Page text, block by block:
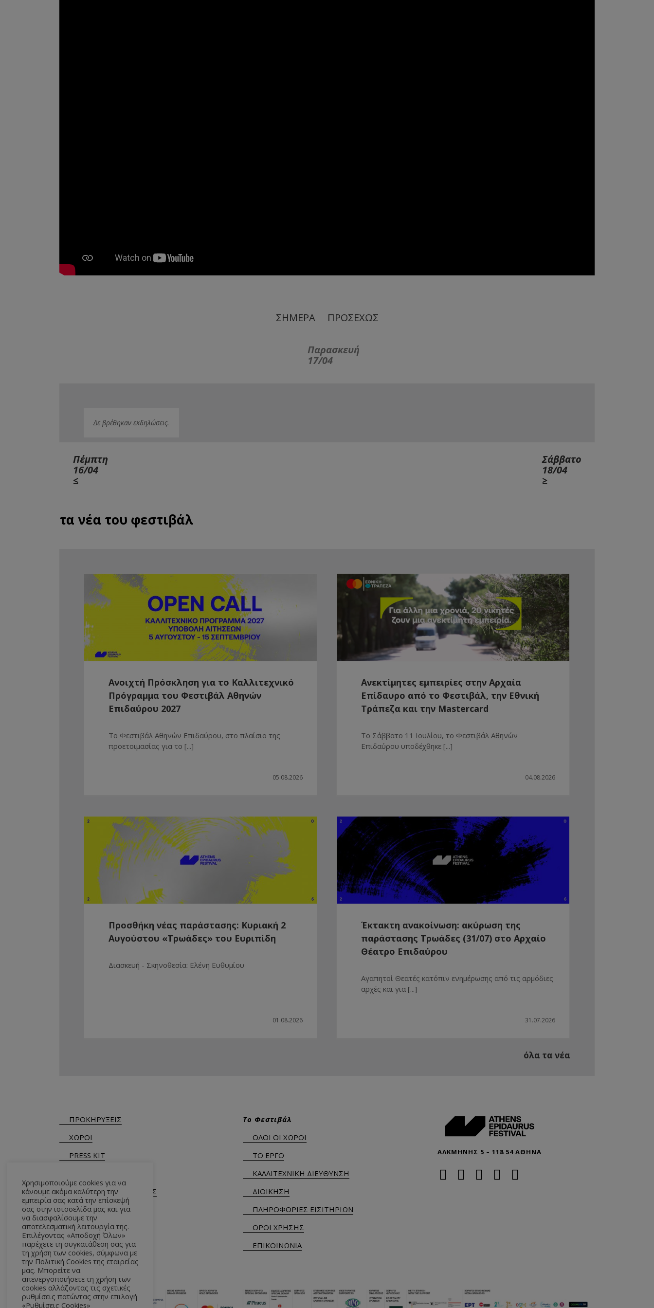
ΣΗΜΕΡΑ ΠΡΟΣΕΧΩΣ
Παρασκευή
17/04
Δε βρέθηκαν εκδηλώσεις.
Πέμπτη
16/04
≤
Σάββατο
18/04
≥
τα νέα του φεστιβάλ
Ανοιχτή Πρόσκληση για το Καλλιτεχνικό
Πρόγραμμα του Φεστιβάλ Αθηνών
Επιδαύρου 2027
05.08.2026
Το Φεστιβάλ Αθηνών Επιδαύρου, στο πλαίσιο της
προετοιμασίας για το [...]
Ανεκτίμητες εμπειρίες στην Αρχαία
Επίδαυρο από το Φεστιβάλ, την Εθνική
Τράπεζα και την Mastercard
04.08.2026
Το Σάββατο 11 Ιουλίου, το Φεστιβάλ Αθηνών
Επιδαύρου υποδέχθηκε [...]
Προσθήκη νέας παράστασης: Κυριακή 2
Αυγούστου «Τρωάδες» του Ευριπίδη
01.08.2026
Διασκευή - Σκηνοθεσία: Ελένη Ευθυμίου
Έκτακτη ανακοίνωση: ακύρωση της
παράστασης Τρωάδες (31/07) στο Αρχαίο
Θέατρο Επιδαύρου
31.07.2026
Αγαπητοί Θεατές κατόπιν ενημέρωσης από τις αρμόδιες
αρχές και για [...]
όλα τα νέα
ΠΡΟΚΗΡΥΞΕΙΣ
ΧΩΡΟΙ
PRESS KIT
ΓΕΝΙΚΕΣ ΠΛΗΡΟΦΟΡΙΕΣ
Τ. +30 210 9282900/ 901
Το Φεστιβάλ
ΟΛΟΙ ΟΙ ΧΩΡΟΙ
ΤΟ ΕΡΓΟ
ΚΑΛΛΙΤΕΧΝΙΚΗ ΔΙΕΥΘΥΝΣΗ
ΔΙΟΙΚΗΣΗ
ΠΛΗΡΟΦΟΡΙΕΣ ΕΙΣΙΤΗΡΙΩΝ
ΟΡΟΙ ΧΡΗΣΗΣ
ΕΠΙΚΟΙΝΩΝΙΑ
ΑΛΚΜΗΝΗΣ 5 – 118 54 ΑΘΗΝΑ
Χρησιμοποιούμε cookies για να
κάνουμε ακόμα καλύτερη την
εμπειρία σας κατά την επίσκεψή
σας στην ιστοσελίδα μας και για
να διασφαλίσουμε την
αποτελεσματική λειτουργία της.
Επιλέγοντας «Αποδοχή Όλων»
παρέχετε τη συγκατάθεση σας για
τη χρήση των cookies, σύμφωνα με
την Πολιτική Cookies της εταιρείας
μας. Μπορείτε να
απενεργοποιήσετε τη χρήση των
cookies αλλάζοντας τις σχετικές
ρυθμίσεις πατώντας στην επιλογή
«Ρυθμίσεις Cookies»